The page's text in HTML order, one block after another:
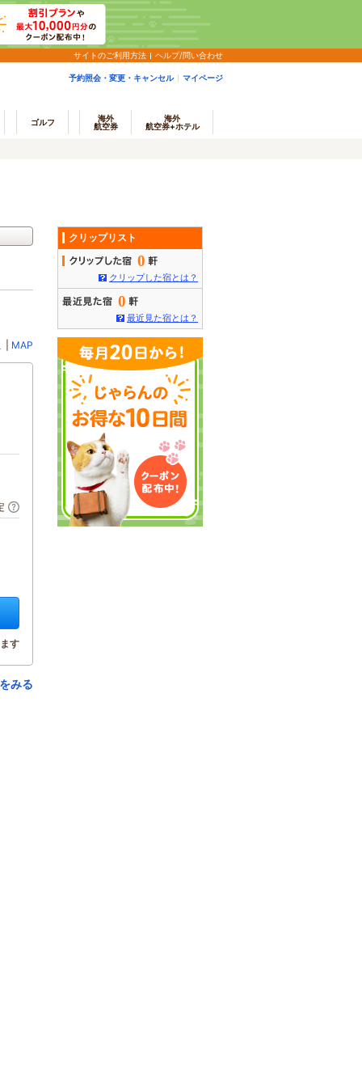
サイトのご利用方法 ヘルプ/問い合わせ
予約照会・変更・キャンセル マイページ
ゴルフ
海外
航空券
海外
航空券+ホテル
MAP
す
みる
クリップリスト
0
クリップした宿とは？
0
最近見た宿とは？